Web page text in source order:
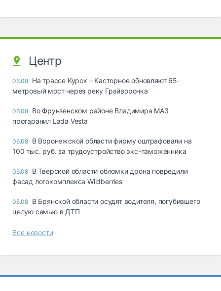
Центр
06.08 На трассе Курск – Касторное обновляют 65-
метровый мост через реку Грайворонка
06.08 Во Фрунзенском районе Владимира МАЗ
протаранил Lada Vesta
06.08 В Воронежской области фирму оштрафовали на
100 тыс. руб. за трудоустройство экс-таможенника
06.08 В Тверской области обломки дрона повредили
фасад логокомплекса Wildberries
05.08 В Брянской области осудят водителя, погубившего
целую семью в ДТП
Все новости